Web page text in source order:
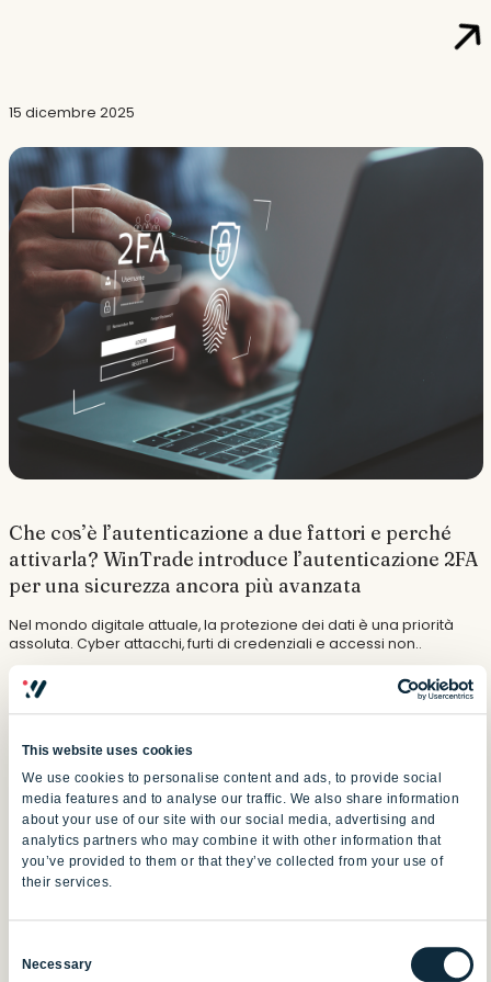
This website uses cookies
We use cookies to personalise content and ads, to provide social
media features and to analyse our traffic. We also share information
about your use of our site with our social media, advertising and
analytics partners who may combine it with other information that
you’ve provided to them or that they’ve collected from your use of
their services.
Selection
Necessary
15 dicembre 2025
Che cos’è l’autenticazione a due fattori e perché
attivarla? WinTrade introduce l’autenticazione 2FA
per una sicurezza ancora più avanzata
Nel mondo digitale attuale, la protezione dei dati è una priorità
assoluta. Cyber attacchi, furti di credenziali e accessi non..